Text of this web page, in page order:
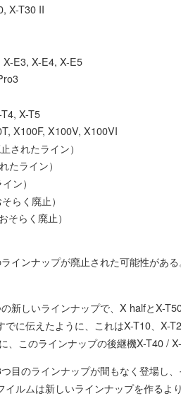
X-T30 II
E3, X-E4, X-E5
X-T5
X100F, X100V, X100VI
止されたライン）
たライン）
ン）
らく廃止）
そらく廃止）
インナップが廃止された可能性があ
新しいラインナップで、X halfとX-
に伝えたように、これはX-T10、X-
、このラインナップの後継機X-T40 /
目のラインナップが間もなく登場し
イルムは新しいラインナップを作るよ